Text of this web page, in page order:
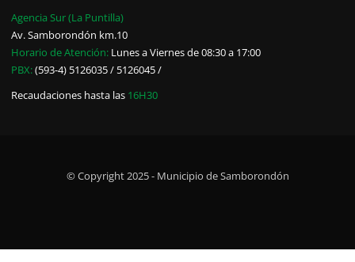
Agencia Sur (La Puntilla)
Av. Samborondón km.10
Horario de Atención: Lunes a Viernes de 08:30 a 17:00
PBX:(593-4) 5126035 / 5126045 /
Recaudaciones hasta las 16H30
© Copyright 2025 - Municipio de Samborondón